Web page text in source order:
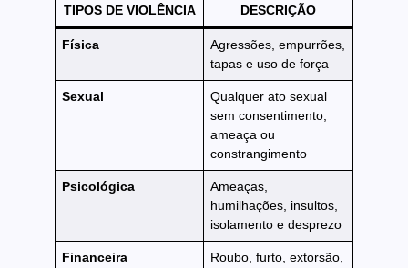
TIPOS DE VIOLÊNCIA DESCRIÇÃO
Física
Agressões, empurrões,
tapas e uso de força
Sexual
Qualquer ato sexual
sem consentimento,
ameaça ou
constrangimento
Psicológica
Ameaças,
humilhações, insultos,
isolamento e desprezo
Financeira
Roubo, furto, extorsão,